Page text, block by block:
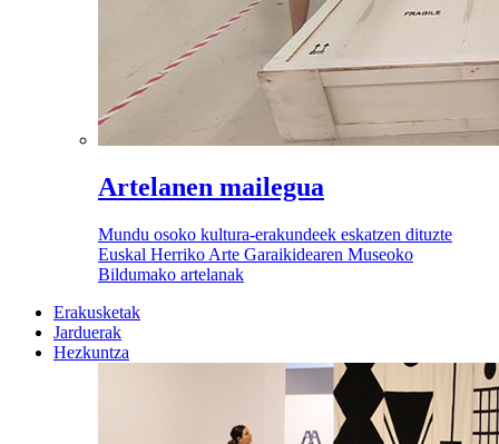
Artelanen mailegua
Mundu osoko kultura-erakundeek eskatzen dituzte
Euskal Herriko Arte Garaikidearen Museoko
Bildumako artelanak
Erakusketak
Jarduerak
Hezkuntza